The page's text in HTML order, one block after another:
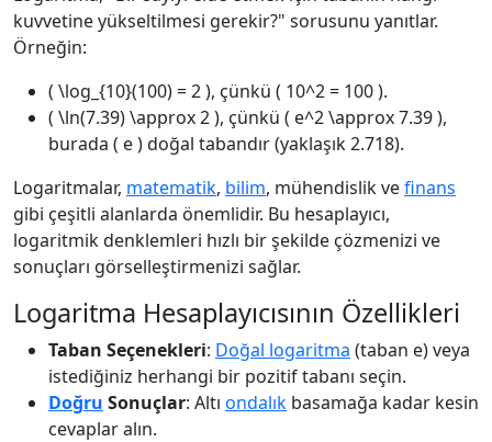
kuvvetine yükseltilmesi gerekir?" sorusunu yanıtlar.
Örneğin:
( \log_{10}(100) = 2 ), çünkü ( 10^2 = 100 ).
( \ln(7.39) \approx 2 ), çünkü ( e^2 \approx 7.39 ),
burada ( e ) doğal tabandır (yaklaşık 2.718).
Logaritmalar, matematik, bilim, mühendislik vefinans
gibi çeşitli alanlarda önemlidir. Bu hesaplayıcı,
logaritmik denklemleri hızlı bir şekilde çözmenizi ve
sonuçları görselleştirmenizi sağlar.
Logaritma Hesaplayıcısının Özellikleri
Taban Seçenekleri: Doğal logaritma (taban e) veya
istediğiniz herhangi bir pozitif tabanı seçin.
Doğru Sonuçlar: Altı ondalık basamağa kadar kesin
cevaplar alın.